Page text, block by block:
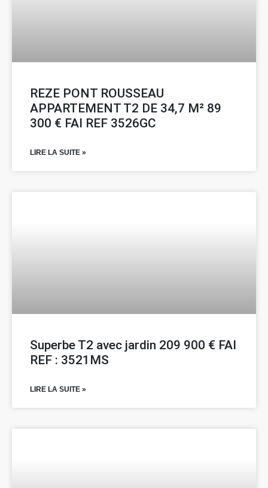
REZE PONT ROUSSEAU
APPARTEMENT T2 DE 34,7 M² 89
300 € FAI REF 3526GC
LIRE LA SUITE »
Superbe T2 avec jardin 209 900 € FAI
REF : 3521MS
LIRE LA SUITE »